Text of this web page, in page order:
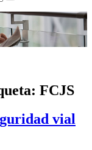
FCJS
vial